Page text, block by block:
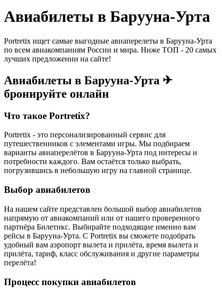
Авиабилеты в Барууна-Урта
Portretix ищет самые выгодные авиаперелеты в Барууна-Урта
по всем авиакомпаниям России и мира. Ниже ТОП - 20 самых
лучших предложении на сайте!
Авиабилеты в Барууна-Урта ✈
бронируйте онлайн
Что такое Portretix?
Portretix - это персонализированный сервис для
путешественников с элементами игры. Мы подбираем
варианты авиаперелётов в Барууна-Урта под интересы и
потребности каждого. Вам остаётся только выбрать,
погрузившись в небольшую игру на главной странице.
Выбор авиабилетов
На нашем сайте представлен большой выбор авиабилетов
напрямую от авиакомпаний или от нашего проверенного
партнёра Билетикс. Выбирайте подходящие именно вам
рейсы в Барууна-Урта. С Portretix вы сможете подобрать
удобный вам аэропорт вылета и прилёта, время вылета и
прилёта, тариф, класс обслуживания и другие параметры
перелёта!
Процесс покупки авиабилетов